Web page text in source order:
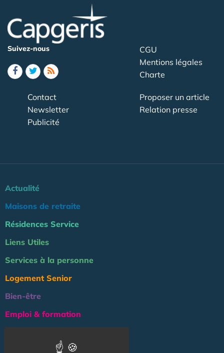
Suivez-nous
CGU
Mentions légales
Charte
Contact
Newsletter
Publicité
Proposer un article
Relation presse
Actualité
Maisons de retraite
Résidences Service
Liens Utiles
Services à la personne
Logement Senior
Bien-être
Emploi & formation
NOS AUTRES SITES :